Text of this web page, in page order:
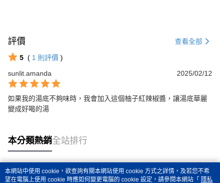
評價 查看全部
5 ( 1 則評價 )
sunlit.amanda
2025/02/12
如果我的湯底不夠味時，我會加入這個柚子紅辣椒醬，讓湯底華麗
變成好喝的湯
本分類熱銷全站排行
熱門標籤
本網站中使用 cookie，欲查詢有關本網站使用 cookie 方式之詳情，及若您不希
望在電腦上使用 cookie 時應如何變更電腦的 cookie 設定，請參閱本網站「 隱私